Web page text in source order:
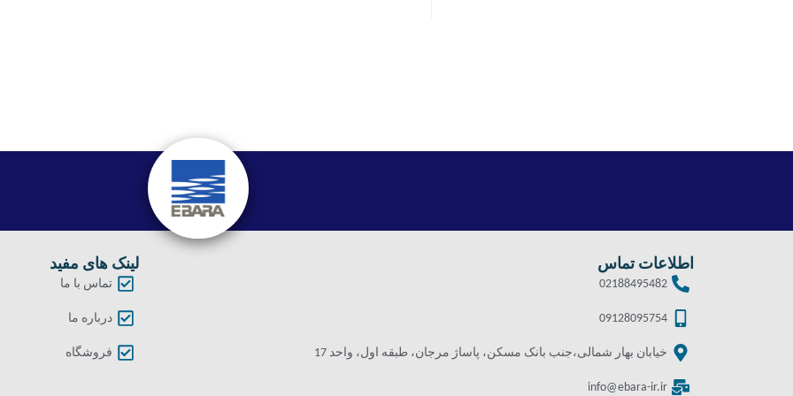
اطلاعات تماس
02188495482
09128095754
خیابان بهار شمالی،جنب بانک مسکن، پاساژ مرجان، طبقه اول، واحد 17
info@ebara-ir.ir
لینک های مفید
تماس با ما
درباره ما
فروشگاه